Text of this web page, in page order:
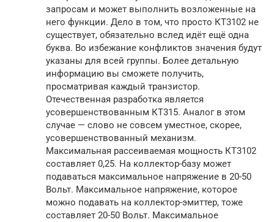
запросам и может выполнить возложенные на
него функции. Дело в том, что просто КТ3102 не
существует, обязательно вслед идёт ещё одна
буква. Во избежание конфликтов значения будут
указаны для всей группы. Более детальную
информацию вы сможете получить,
просматривая каждый транзистор.
Отечественная разработка является
усовершенствованным КТ315. Аналог в этом
случае — слово не совсем уместное, скорее,
усовершенствованный механизм.
Максимальная рассеиваемая мощность КТ3102
составляет 0,25. На коллектор-базу может
подаваться максимальное напряжение в 20-50
Вольт. Максимальное напряжение, которое
можно подавать на коллектор-эмиттер, тоже
составляет 20-50 Вольт. Максимальное